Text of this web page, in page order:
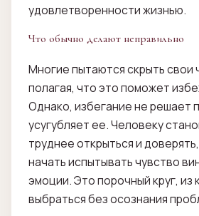
удовлетворенности жизнью.
Что обычно делают неправильно
Многие пытаются скрыть свои
полагая, что это поможет
Однако, избегание не решает
усугубляет ее. Человеку
труднее открыться и
начать испытывать чувство
эмоции. Это порочный круг, из
выбраться без осознания